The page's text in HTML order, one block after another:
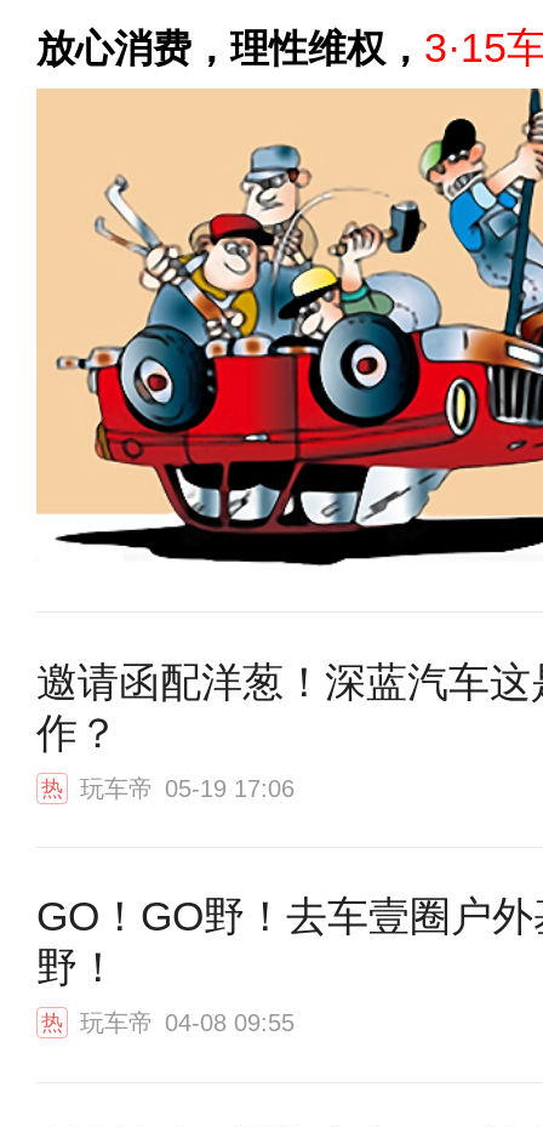
放心消费，理性维权， 3·15
邀请函配洋葱！深蓝汽车这
作？
热 玩车帝 05-19 17:06
GO！GO野！去车壹圈户
野！
热 玩车帝 04-08 09:55